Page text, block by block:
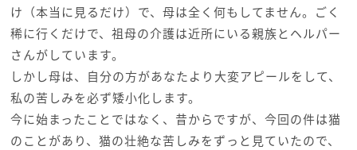
け（本当に見るだけ）で、母は全く何もしてません。ごく
稀に行くだけで、祖母の介護は近所にいる親族とヘルパー
さんがしています。
しかし母は、自分の方があなたより大変アピールをして、
私の苦しみを必ず矮小化します。
今に始まったことではなく、昔からですが、今回の件は猫
のことがあり、猫の壮絶な苦しみをずっと見ていたので、